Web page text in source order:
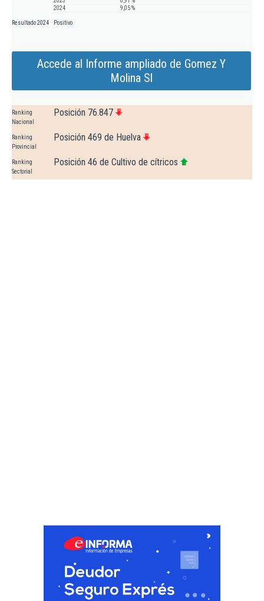
2024
9,05 %
Resultado 2024 Positivo
Accede al Informe ampliado de Gomez Y
Molina Sl
Ranking
Nacional
Posición 76.847
Ranking
Provincial
Posición 469 de Huelva
Ranking
Sectorial
Posición 46 de Cultivo de cítricos